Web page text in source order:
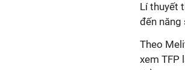
Lí thuyết
đến năng
Theo
xem TFP